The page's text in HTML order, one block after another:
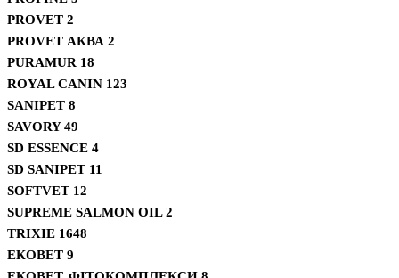
PROVET 2
PROVET АКВА 2
PURAMUR 18
ROYAL CANIN 123
SANIPET 8
SAVORY49
SD ESSENCE 4
SD SANIPET 11
SOFTVET 12
SUPREME SALMON OIL2
TRIXIE 1648
ЕКОВЕТ 9